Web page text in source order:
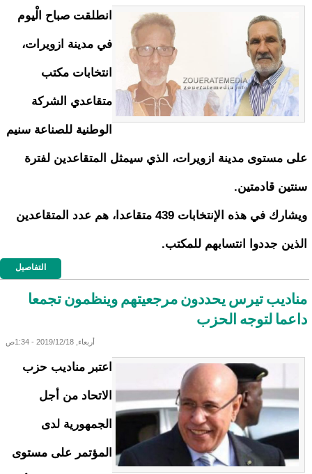
انطلقت صباح الْيوم
في مدينة ازويرات،
انتخابات مكتب
متقاعدي الشركة
الوطنية للصناعة سنيم
على مستوى مدينة ازويرات، الذي سيمثل المتقاعدين لفترة
سنتين قادمتين.
ويشارك في هذه الإنتخابات 439 متقاعدا، هم عدد المتقاعدين
الذين جددوا انتسابهم للمكتب.
التفاصيل
مناديب تيرس يحددون مرجعيتهم وينظمون تجمعا
داعما لتوجه الحزب
أربعاء, 2019/12/18 - 1:34ص
اعتبر مناديب حزب
الاتحاد من أجل
الجمهورية لدى
المؤتمر على مستوى